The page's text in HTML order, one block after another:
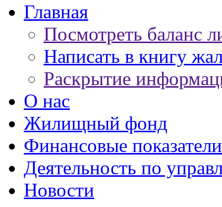
Главная
Посмотреть баланс
Написать в книгу
Раскрытие
О нас
Жилищный фонд
Финансовые показатели
Деятельность по
Новости